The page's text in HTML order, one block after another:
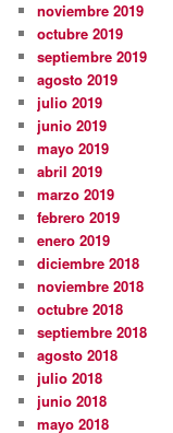
noviembre 2019
octubre 2019
septiembre 2019
agosto 2019
julio 2019
junio 2019
mayo 2019
abril 2019
marzo 2019
febrero 2019
enero 2019
diciembre 2018
noviembre 2018
octubre 2018
septiembre 2018
agosto 2018
julio 2018
junio 2018
mayo 2018